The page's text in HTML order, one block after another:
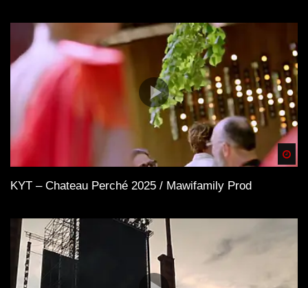
KYT – Chateau Perché 2025 / Mawifamily Prod